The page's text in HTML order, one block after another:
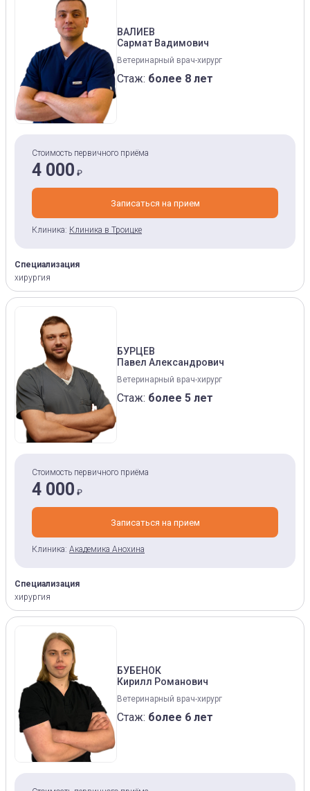
ВАЛИЕВ
Сармат Вадимович
Ветеринарный врач-хирург
Стаж: более 8 лет
Стоимость первичного приёма
4 000 ₽
Записаться на прием
Клиника: Клиника в Троицке
Специализация
хирургия
БУРЦЕВ
Павел Александрович
Ветеринарный врач-хирург
Стаж: более 5 лет
Стоимость первичного приёма
4 000 ₽
Записаться на прием
Клиника: Академика Анохина
Специализация
хирургия
БУБЕНОК
Кирилл Романович
Ветеринарный врач-хирург
Стаж: более 6 лет